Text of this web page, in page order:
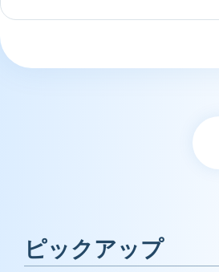
ピックアップ